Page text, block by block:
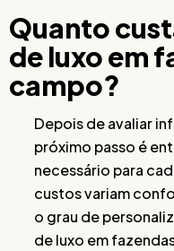
Quanto
de luxo em
campo?
Depois de avaliar
próximo passo é
necessário para
custos variam
o grau de
de luxo em